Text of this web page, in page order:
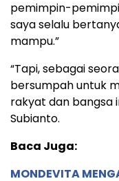
pemimpin-
saya selalu
mampu.”
“Tapi, sebagai
bersumpah untuk
rakyat dan bangsa
Subianto.
Baca Juga:
MONDEVITA